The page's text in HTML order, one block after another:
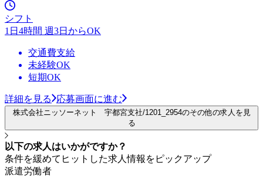
シフト
1日4時間 週3日からOK
交通費支給
未経験OK
短期OK
詳細を見る 応募画面に進む
株式会社ニッソーネット 宇都宮支社/1201_2954のその他の求人を見
る
以下の求人はいかがですか？
条件を緩めてヒットした求人情報をピックアップ
派遣労働者